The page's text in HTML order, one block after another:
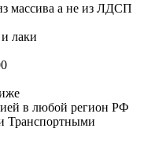
массива а не из ЛДСП
лаки
в любой регион РФ
Транспортными